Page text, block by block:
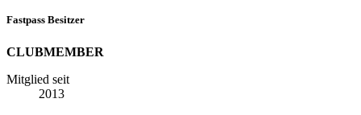
Fastpass Besitzer
CLUBMEMBER
Mitglied seit
2013